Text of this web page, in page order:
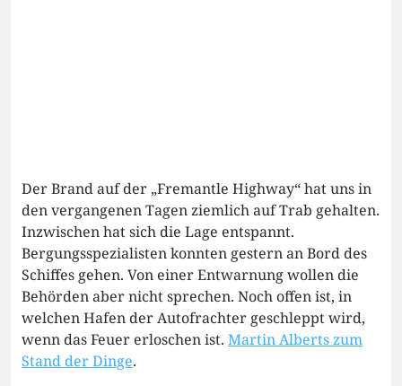
Der Brand auf der „Fremantle Highway“ hat uns in
den vergangenen Tagen ziemlich auf Trab gehalten.
Inzwischen hat sich die Lage entspannt.
Bergungsspezialisten konnten gestern an Bord des
Schiffes gehen. Von einer Entwarnung wollen die
Behörden aber nicht sprechen. Noch offen ist, in
welchen Hafen der Autofrachter geschleppt wird,
wenn das Feuer erloschen ist. Martin Alberts zum
Stand der Dinge.